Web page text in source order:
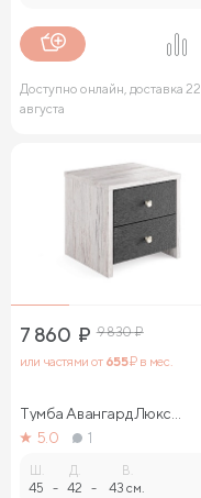
Доступно онлайн, доставка 22
августа
7 860 ₽ 9 830₽
или частями от 655₽ в мес.
Тумба Авангард Люкс
(ясмунд)
5.0 1
45 -
Д.
42 -
В.
43 см.